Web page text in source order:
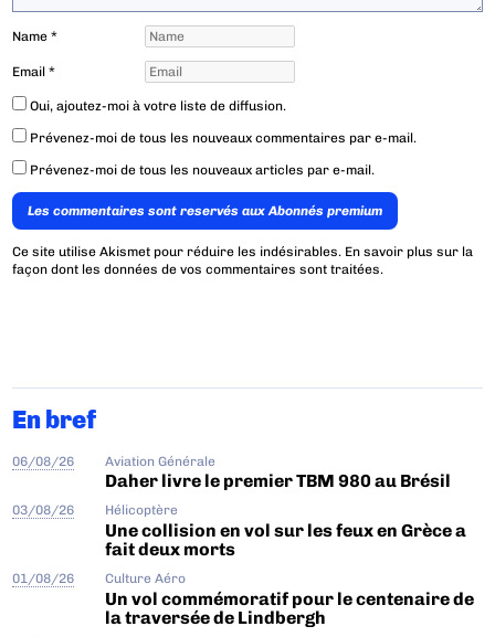
Name*
Email*
Oui, ajoutez-moi à votre liste de diffusion.
Prévenez-moi de tous les nouveaux commentaires par e-mail.
Prévenez-moi de tous les nouveaux articles par e-mail.
Les commentaires sont reservés aux Abonnés premium
Ce site utilise Akismet pour réduire les indésirables. En savoir plus sur la
façon dont les données de vos commentaires sont traitées.
En bref
06/08/26 Aviation Générale
Daher livre le premier TBM 980 au Brésil
03/08/26 Hélicoptère
Une collision en vol sur les feux en Grèce a
fait deux morts
01/08/26 Culture Aéro
Un vol commémoratif pour le centenaire de
la traversée de Lindbergh